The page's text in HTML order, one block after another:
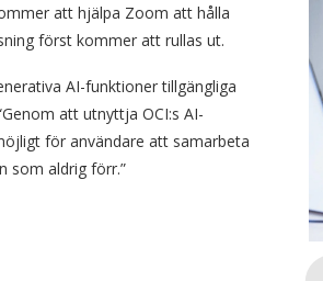
att hjälpa Zoom att hålla
först kommer att rullas ut.
AI-funktioner tillgängliga
att utnyttja OCI:s AI-
för användare att samarbeta
som aldrig förr.”